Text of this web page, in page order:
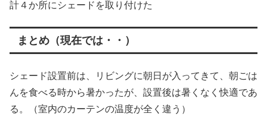
計４か所にシェードを取り付けた
まとめ（現在では・・）
シェード設置前は、リビングに朝日が入ってきて、朝ごは
んを食べる時から暑かったが、設置後は暑くなく快適であ
る。（室内のカーテンの温度が全く違う）